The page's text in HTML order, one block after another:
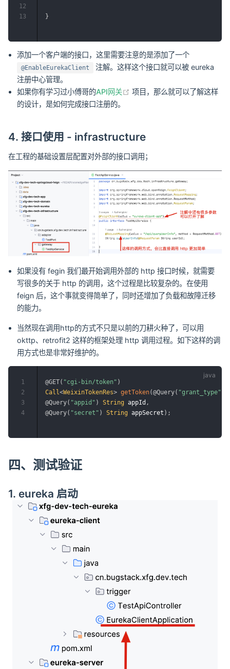
}
12
13
添加一个客户端的接口，这里需要注意的是添加了一个
@EnableEurekaClient
注解。这样这个接口就可以被 eureka
注册中心管理。
如果你有学习过小傅哥的API网关 (opens new window)
项目，那么就可以了解这样
的设计，是如何完成接口注册的。
4. 接口使用 - infrastructure
在工程的基础设置层配置对外部的接口调用；
如果没有 fegin 我们最开始调用外部的 http 接口时候，就需要
写很多的关于 http 的调用，这个过程是比较复杂的。在使用
feign 后，这个事就变得简单了，同时还增加了负载和故障迁移
的能力。
当然现在调用http的方式不只是以前的刀耕火种了，可以用
okttp、retrofit2 这样的框架处理 http 调用过程。如下这样的调
用方式也是非常好维护的。
@GET( "cgi-bin/token" )
Call<WeixinTokenRes> getToken(@Query( "grant_type"
@Query( "appid" ) String appId ,
@Query( "secret" ) String appSecret ) ;
1
2
3
4
四、测试验证
1. eureka 启动